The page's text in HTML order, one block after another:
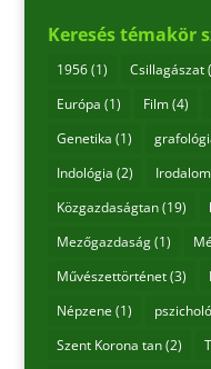
Keresés témakör
1956(1) Csillagászat
Európa (1) Film(4)
Genetika (1)
Indológia (2) Irodalom
Közgazdaságtan(19)
Mezőgazdaság(1)
Művészettörténet(3)
Népzene (1)
Szent Korona tan(2)